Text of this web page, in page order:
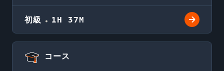
初級 1H 37M
コース